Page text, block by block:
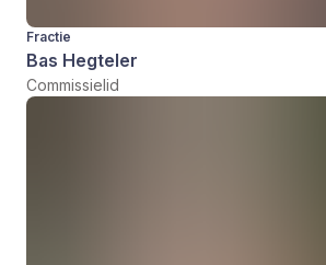
Fractie
Bas Hegteler
Commissielid